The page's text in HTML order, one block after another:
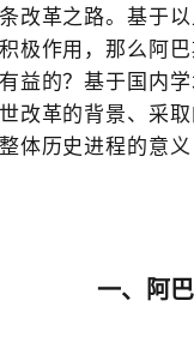
改革之路。基于
极作用，那么阿
益的？基于国内
改革的背景、采
体历史进程的意
一、阿